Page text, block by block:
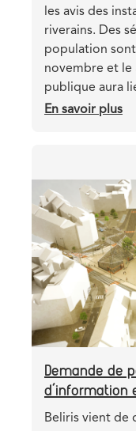
les avis des
riverains. Des
population
novembre et le
publique aura
En savoir plus
2
:
la
se
Header
image
Image
Demande de
Teaser
Beliris vient de